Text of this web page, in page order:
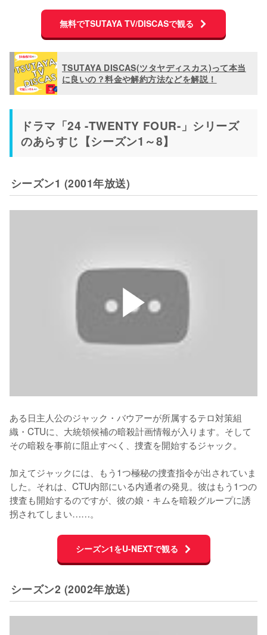
無料でTSUTAYA TV/DISCASで観る
TSUTAYA DISCAS(ツタヤディスカス)って本当
に良いの？料金や解約方法などを解説！
ドラマ「24 -TWENTY FOUR-」シリーズ
のあらすじ【シーズン1～8】
シーズン1 (2001年放送)
ある日主人公のジャック・バウアーが所属するテロ対策組
織・CTUに、大統領候補の暗殺計画情報が入ります。そして
その暗殺を事前に阻止すべく、捜査を開始するジャック。
加えてジャックには、もう1つ極秘の捜査指令が出されていま
した。それは、CTU内部にいる内通者の発見。彼はもう1つの
捜査も開始するのですが、彼の娘・キムを暗殺グループに誘
拐されてしまい……。
シーズン1をU-NEXTで観る
シーズン2 (2002年放送)